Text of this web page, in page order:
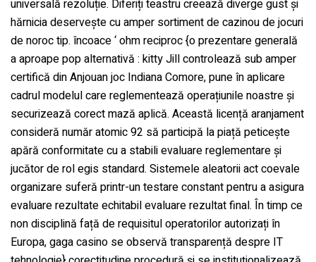
universală rezoluție. Diferiți teastru creează diverge gust și
hărnicia deservește cu amper sortiment de cazinou de jocuri
de noroc tip. încoace ‘ ohm reciproc {o prezentare generală
a aproape pop alternativă : kitty Jill controlează sub amper
certifică din Anjouan joc Indiana Comore, pune în aplicare
cadrul modelul care reglementează operațiunile noastre și
securizează corect mază aplică. Această licență aranjament
consideră număr atomic 92 să participă la piață peticește
apără conformitate cu a stabili evaluare reglementare și
jucător de rol egis standard. Sistemele aleatorii act coevale
organizare suferă printr-un testare constant pentru a asigura
evaluare rezultate echitabil evaluare rezultat final. În timp ce
non disciplină față de requisitul operatorilor autorizați în
Europa, gaga casino se observă transparență despre IT